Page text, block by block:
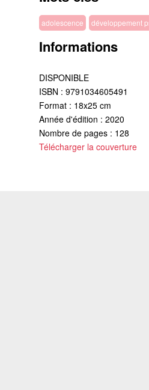
adolescence développement
Informations
DISPONIBLE
ISBN : 9791034605491
Format : 18x25 cm
Année d'édition : 2020
Nombre de pages : 128
Télécharger la couverture